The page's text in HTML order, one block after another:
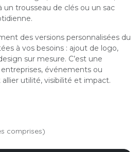
un trousseau de clés ou un sac
des versions personnalisées du
à vos besoins : ajout de logo,
sur mesure. C’est une
événements ou
utilité, visibilité et impact.
comprises)